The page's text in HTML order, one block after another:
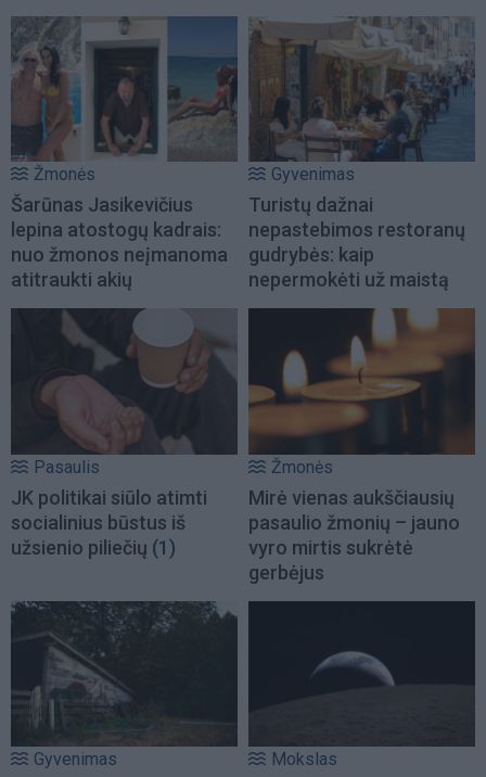
Žmonės
Šarūnas Jasikevičius
lepina atostogų kadrais:
nuo žmonos neįmanoma
atitraukti akių
Gyvenimas
Turistų dažnai
nepastebimos restoranų
gudrybės: kaip
nepermokėti už maistą
Pasaulis
JK politikai siūlo atimti
socialinius būstus iš
užsienio piliečių (1)
Žmonės
Mirė vienas aukščiausių
pasaulio žmonių – jauno
vyro mirtis sukrėtė
gerbėjus
Gyvenimas Mokslas